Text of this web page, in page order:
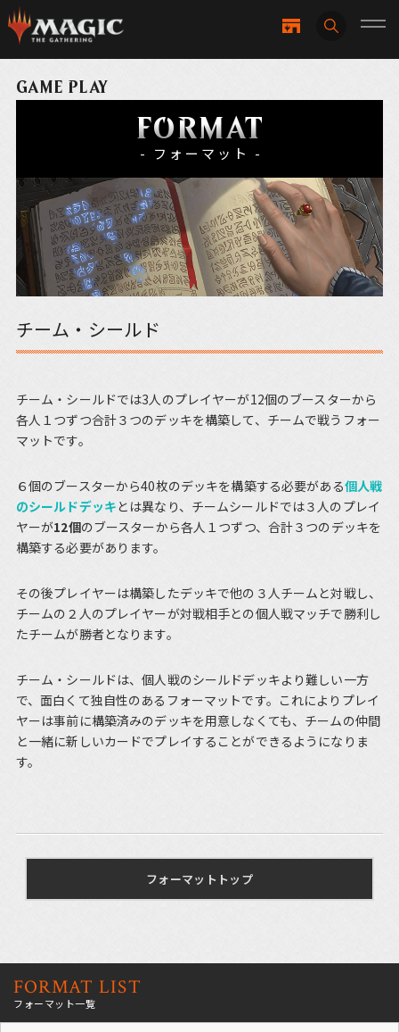
GAME PLAY
FORMAT
- フォーマット -
チーム・シールド
チーム・シールドでは3人のプレイヤーが12個のブースターから
各人１つずつ合計３つのデッキを構築して、チームで戦うフォー
マットです。
６個のブースターから40枚のデッキを構築する必要がある個人戦
のシールドデッキとは異なり、チームシールドでは３人のプレイ
ヤーが12個のブースターから各人１つずつ、合計３つのデッキを
構築する必要があります。
その後プレイヤーは構築したデッキで他の３人チームと対戦し、
チームの２人のプレイヤーが対戦相手との個人戦マッチで勝利し
たチームが勝者となります。
チーム・シールドは、個人戦のシールドデッキより難しい一方
で、面白くて独自性のあるフォーマットです。これによりプレイ
ヤーは事前に構築済みのデッキを用意しなくても、チームの仲間
と一緒に新しいカードでプレイすることができるようになりま
す。
フォーマットトップ
FORMAT LIST
フォーマット一覧